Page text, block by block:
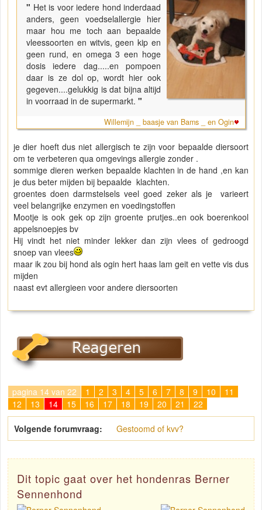
" Het is voor iedere hond inderdaad
anders, geen voedselallergie hier
maar hou me toch aan bepaalde
vleessoorten en witvis, geen kip en
geen rund, en omega 3 een hoge
dosis iedere dag.....en pompoen
daar is ze dol op, wordt hier ook
gegeven....gelukkig is dat bijna altijd
in voorraad in de supermarkt. "
Willemijn _ baasje van Bams _ en Ogin
je dier hoeft dus niet allergisch te zijn voor bepaalde diersoort
om te verbeteren qua omgevings allergie zonder .
sommige dieren werken bepaalde klachten in de hand ,en kan
je dus beter mijden bij bepaalde klachten.
groentes doen darmstelsels veel goed zeker als je varieert
veel belangrijke enzymen en voedingstoffen
Mootje is ook gek op zijn groente prutjes..en ook boerenkool
appelsnoepjes bv
Hij vindt het niet minder lekker dan zijn vlees of gedroogd
snoep van vlees
maar ik zou bij hond als ogin hert haas lam geit en vette vis dus
mijden
naast evt allergieen voor andere diersoorten
pagina 14 van 22 1 2 3 4 5 6 7 8 9 10
11
12
13 14 15 16 17 18 19 20 21 22
Volgende forumvraag: Gestoomd of kvv?
Dit topic gaat over het hondenras Berner
Sennenhond